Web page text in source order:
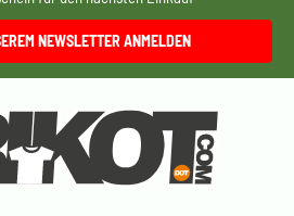
NEWSLETTER ANMELDEN